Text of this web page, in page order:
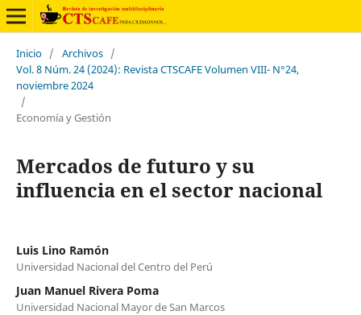
Inicio / Archivos /
Vol. 8 Núm. 24 (2024): Revista CTSCAFE Volumen VIII- N°24,
noviembre 2024
/
Economía y Gestión
Mercados de futuro y su
influencia en el sector nacional
Luis Lino Ramón
Universidad Nacional del Centro del Perú
Juan Manuel Rivera Poma
Universidad Nacional Mayor de San Marcos